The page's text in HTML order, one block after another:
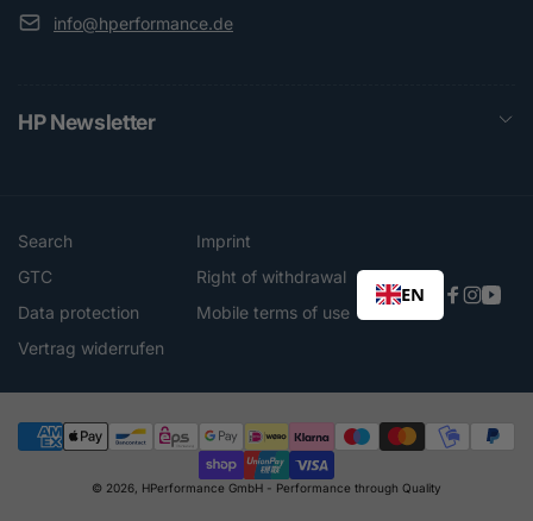
info@hperformance.de
HP Newsletter
Search
Imprint
GTC
Right of withdrawal
Data protection
Mobile terms of use
Vertrag widerrufen
EN
Payment
methods
© 2026, HPerformance GmbH - Performance through Quality